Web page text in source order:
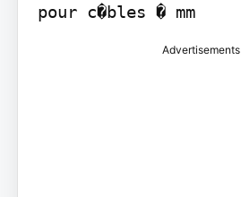
pour c�bles � mm
Advertisements